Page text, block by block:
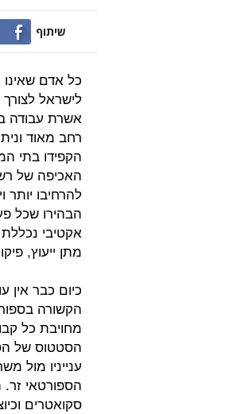
שיתוף
כל אדם
לישראל
אשרת עבודה
רחב מאוד
הקפידו בתי
האכיפה של
להרחיבו
הבהירו שכל
אקטיבי
מתן ייעוץ,
כיום כבר אין
הקשורה
מחויבת כל
הסטטוס של
ענייניו מול
הספורטאי
סקואטרים